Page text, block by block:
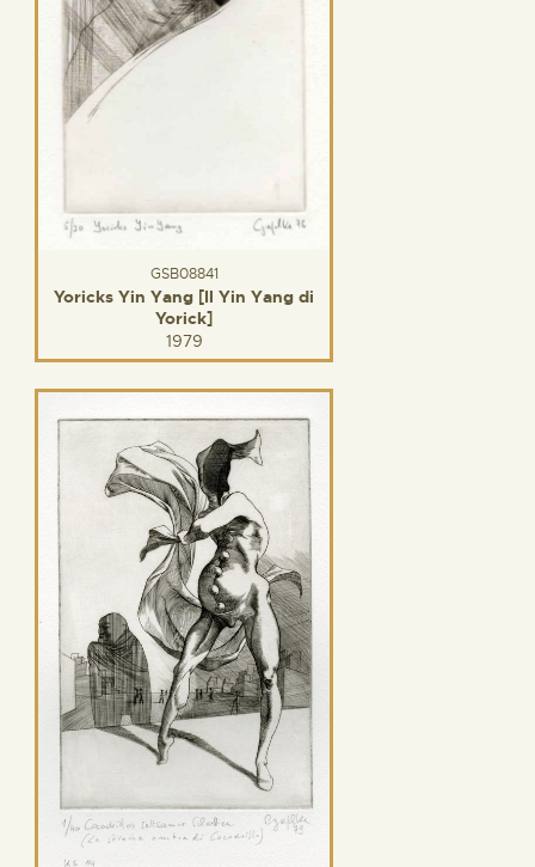
GSB08841
Yoricks Yin Yang [Il Yin Yang di
Yorick]
1979